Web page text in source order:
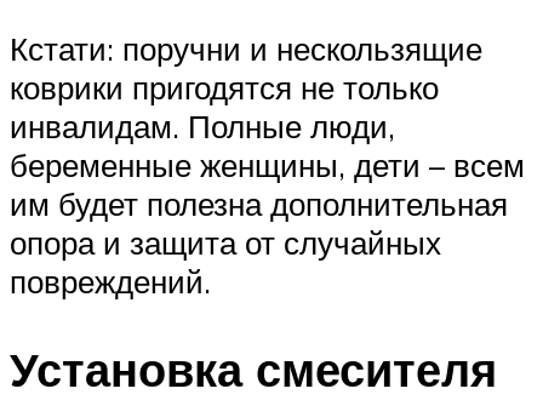
Кстати: поручни и нескользящие
коврики пригодятся не только
инвалидам. Полные люди,
беременные женщины, дети – всем
им будет полезна дополнительная
опора и защита от случайных
повреждений.
Установка смесителя